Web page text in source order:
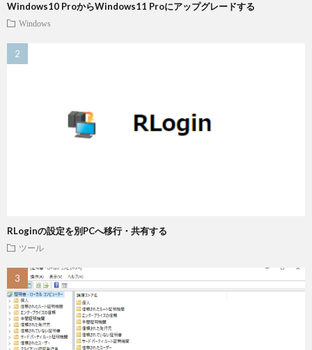
Windows10 ProからWindows11 Proにアップグレードする
Windows
RLoginの設定を別PCへ移行・共有する
ツール